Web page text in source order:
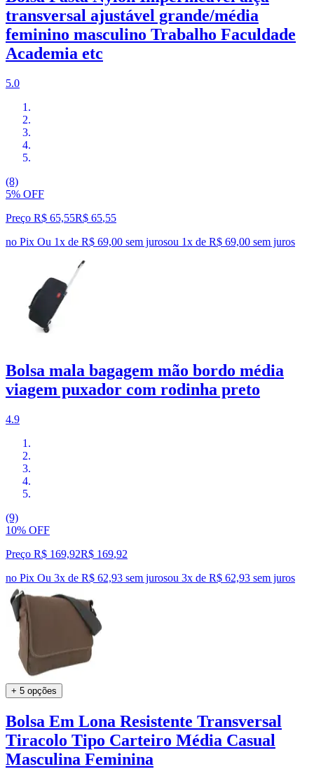
transversal ajustável grande/média
feminino masculino Trabalho Faculdade
Academia etc
5.0
(8)
5% OFF
Preço R$ 65,55R$ 65,55
no Pix Ou 1x de R$ 69,00 sem jurosou 1x de R$ 69,00 sem juros
Bolsa mala bagagem mão bordo média
viagem puxador com rodinha preto
4.9
(9)
10% OFF
Preço R$ 169,92R$ 169,92
no Pix Ou 3x de R$ 62,93 sem jurosou 3x de R$ 62,93 sem juros
+ 5 opções
Bolsa Em Lona Resistente Transversal
Tiracolo Tipo Carteiro Média Casual
Masculina Feminina